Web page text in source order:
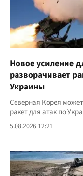
Новое усиление
разворачивает
Украины
Северная Корея
ракет для атак по
5.08.2026 12:21